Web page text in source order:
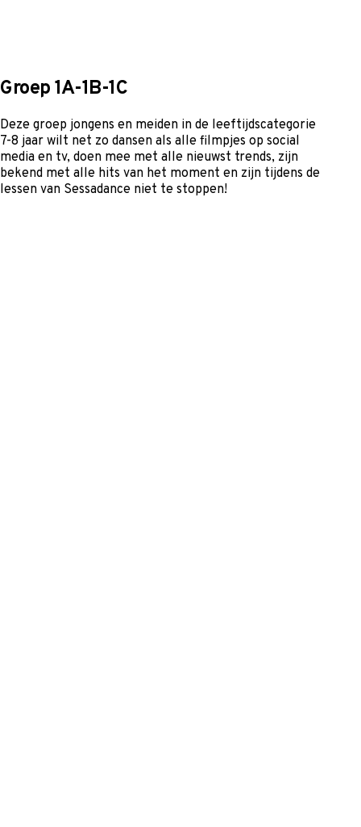
Groep 1A-1B-1C
Deze groep jongens en meiden in de leeftijdscategorie
7-8 jaar wilt net zo dansen als alle filmpjes op social
media en tv, doen mee met alle nieuwst trends, zijn
bekend met alle hits van het moment en zijn tijdens de
lessen van Sessadance niet te stoppen!